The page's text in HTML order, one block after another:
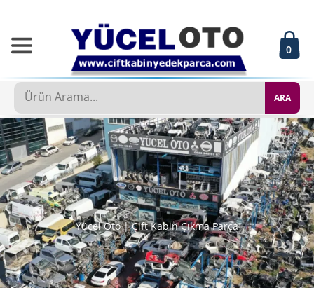
0
ARA
Yücel Oto | Çift Kabin Çıkma Parça
Geri İleri